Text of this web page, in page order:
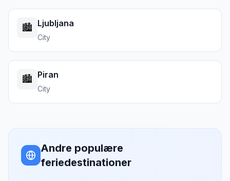
🏙️ Ljubljana
City
🏙️ Piran
City
Andre populære
feriedestinationer